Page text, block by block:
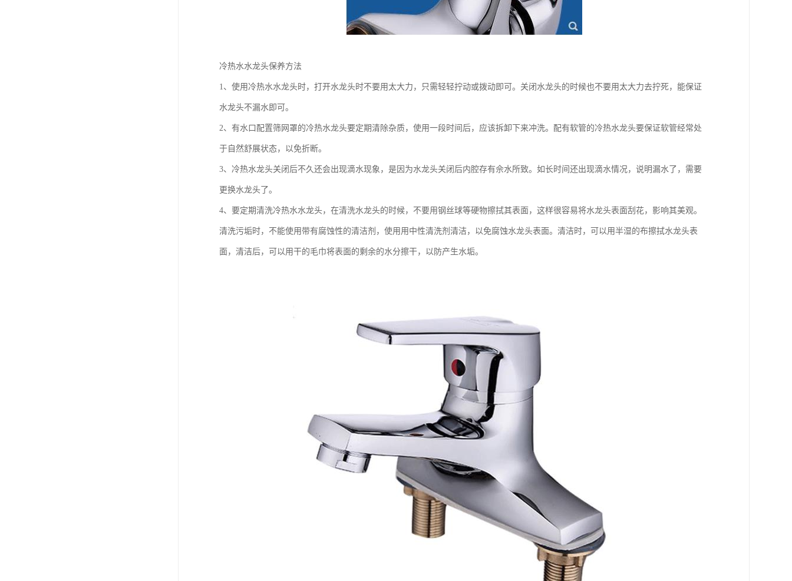
冷热水水龙头保养方法
1、使用冷热水水龙头时，打开水龙头时不要用太大力，只需轻轻拧动或拨动即可。关闭水龙头的时候也不要用太大力去拧死，能保证
水龙头不漏水即可。
2、有水口配置筛网罩的冷热水龙头要定期清除杂质，使用一段时间后，应该拆卸下来冲洗。配有软管的冷热水龙头要保证软管经常处
于自然舒展状态，以免折断。
3、冷热水龙头关闭后不久还会出现滴水现象，是因为水龙头关闭后内腔存有佘水所致。如长时间还出现滴水情况，说明漏水了，需要
更换水龙头了。
4、要定期清洗冷热水水龙头，在清洗水龙头的时候，不要用钢丝球等硬物擦拭其表面，这样很容易将水龙头表面刮花，影响其美观。
清洗污垢时，不能使用带有腐蚀性的清洁剂，使用用中性清洗剂清洁，以免腐蚀水龙头表面。清洁时，可以用半湿的布擦拭水龙头表
面，清洁后，可以用干的毛巾将表面的剩余的水分擦干，以防产生水垢。